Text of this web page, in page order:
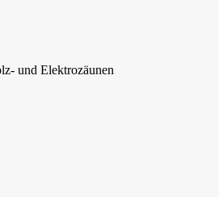
und Elektrozäunen